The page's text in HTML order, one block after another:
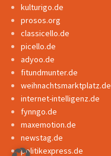
kulturigo.de
prosos.org
classicello.de
picello.de
adyoo.de
fitundmunter.de
weihnachtsmarktplatz.de
internet-intelligenz.de
fynngo.de
maxemotion.de
newstag.de
politikexpress.de